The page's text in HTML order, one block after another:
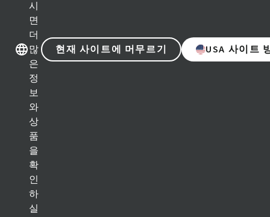
시
면
더
많
은
정
보
와
상
품
을
확
인
하
실
현재 사이트에 머무르기 USA 사이트
기구 및 액세서리
디지털 솔루션
학술자료 및 마케팅 자료
어시스턴트
뒤로
임플란트 솔루션
Bone Level 임플란트
(BL) Bone Level 임플란트
BLX 임플란트
Tissue Level 임플란트